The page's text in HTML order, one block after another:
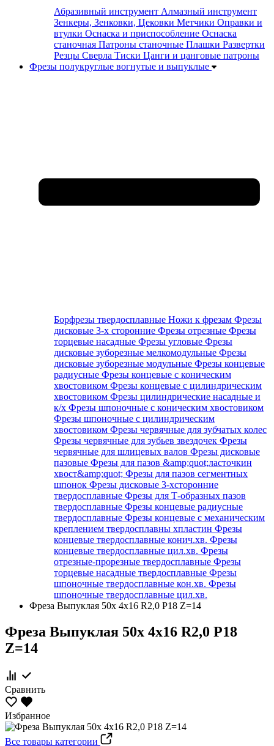
Абразивный инструмент Алмазный инструмент
Зенкеры, Зенковки, Цековки Метчики Оправки и
втулки Оснаска и приспособление Оснаска
станочная Патроны станочные Плашки Развертки
Резцы Сверла Тиски Цанги и цанговые патроны
Фрезы полукруглые вогнутые и выпуклые
Борфрезы твердосплавные Ножи к фрезам Фрезы
дисковые 3-х сторонние Фрезы отрезные Фрезы
торцевые насадные Фрезы угловые Фрезы
дисковые зуборезные мелкомодульные Фрезы
дисковые зуборезные модульные Фрезы концевые
радиусные Фрезы концевые с коническим
хвостовиком Фрезы концевые с цилиндрическим
хвостовиком Фрезы цилиндрические насадные и
к/х Фрезы шпоночные с коническим хвостовиком
Фрезы шпоночные с цилиндрическим
хвостовиком Фрезы червячные для зубчатых колес
Фрезы червячные для зубьев звездочек Фрезы
червячные для шлицевых валов Фрезы дисковые
пазовые Фрезы для пазов &amp;quot;ласточкин
хвост&amp;quot; Фрезы для пазов сегментных
шпонок Фрезы дисковые 3-хсторонние
твердосплавные Фрезы для Т-образных пазов
твердосплавные Фрезы концевые радиусные
твердосплавные Фрезы концевые с механическим
креплением твердосплавны хпластин Фрезы
концевые твердосплавные конич.хв. Фрезы
концевые твердосплавные цил.хв. Фрезы
отрезные-прорезные твердосплавные Фрезы
торцевые насадные твердосплавные Фрезы
шпоночные твердосплавные кон.хв. Фрезы
шпоночные твердосплавные цил.хв.
Фреза Выпуклая 50х 4х16 R2,0 Р18 Z=14
Фреза Выпуклая 50х 4х16 R2,0 Р18
Z=14
Сравнить
Избранное
Все товары категории